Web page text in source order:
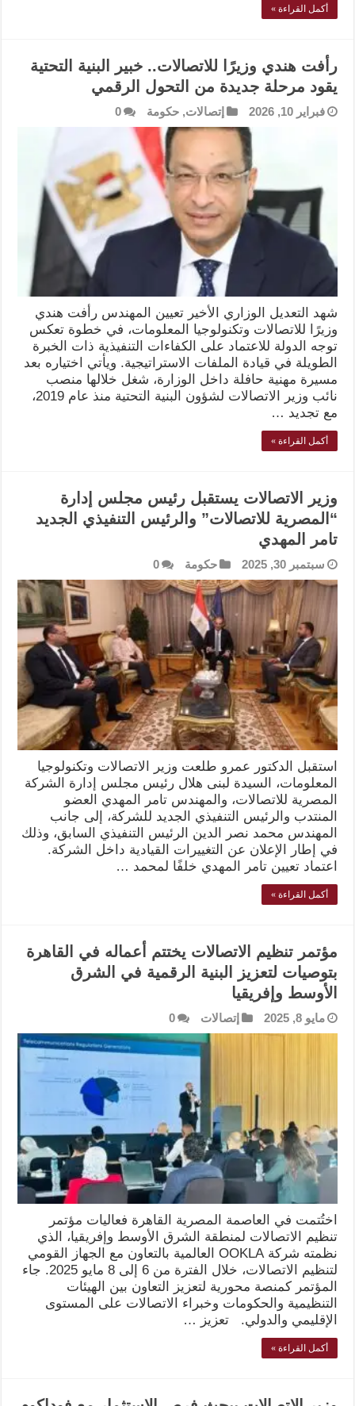
أكمل القراءة »
رأفت هندي وزيرًا للاتصالات.. خبير البنية التحتية
يقود مرحلة جديدة من التحول الرقمي
فبراير 10, 2026 إتصالات,حكومة 0
شهد التعديل الوزاري الأخير تعيين المهندس رأفت هندي
وزيرًا للاتصالات وتكنولوجيا المعلومات، في خطوة تعكس
توجه الدولة للاعتماد على الكفاءات التنفيذية ذات الخبرة
الطويلة في قيادة الملفات الاستراتيجية. ويأتي اختياره بعد
مسيرة مهنية حافلة داخل الوزارة، شغل خلالها منصب
نائب وزير الاتصالات لشؤون البنية التحتية منذ عام 2019،
مع تجديد …
أكمل القراءة »
وزير الاتصالات يستقبل رئيس مجلس إدارة
“المصرية للاتصالات” والرئيس التنفيذي الجديد
تامر المهدي
سبتمبر 30, 2025 حكومة 0
استقبل الدكتور عمرو طلعت وزير الاتصالات وتكنولوجيا
المعلومات، السيدة لبنى هلال رئيس مجلس إدارة الشركة
المصرية للاتصالات، والمهندس تامر المهدي العضو
المنتدب والرئيس التنفيذي الجديد للشركة، إلى جانب
المهندس محمد نصر الدين الرئيس التنفيذي السابق، وذلك
في إطار الإعلان عن التغييرات القيادية داخل الشركة.
اعتماد تعيين تامر المهدي خلفًا لمحمد …
أكمل القراءة »
مؤتمر تنظيم الاتصالات يختتم أعماله في القاهرة
بتوصيات لتعزيز البنية الرقمية في الشرق
الأوسط وإفريقيا
مايو 8, 2025 إتصالات 0
اختُتمت في العاصمة المصرية القاهرة فعاليات مؤتمر
تنظيم الاتصالات لمنطقة الشرق الأوسط وإفريقيا، الذي
نظمته شركة OOKLA العالمية بالتعاون مع الجهاز القومي
لتنظيم الاتصالات، خلال الفترة من 6 إلى 8 مايو 2025. جاء
المؤتمر كمنصة محورية لتعزيز التعاون بين الهيئات
التنظيمية والحكومات وخبراء الاتصالات على المستوى
الإقليمي والدولي. تعزيز …
أكمل القراءة »